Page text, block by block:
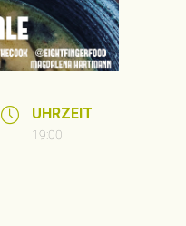
UHRZEIT
19:00